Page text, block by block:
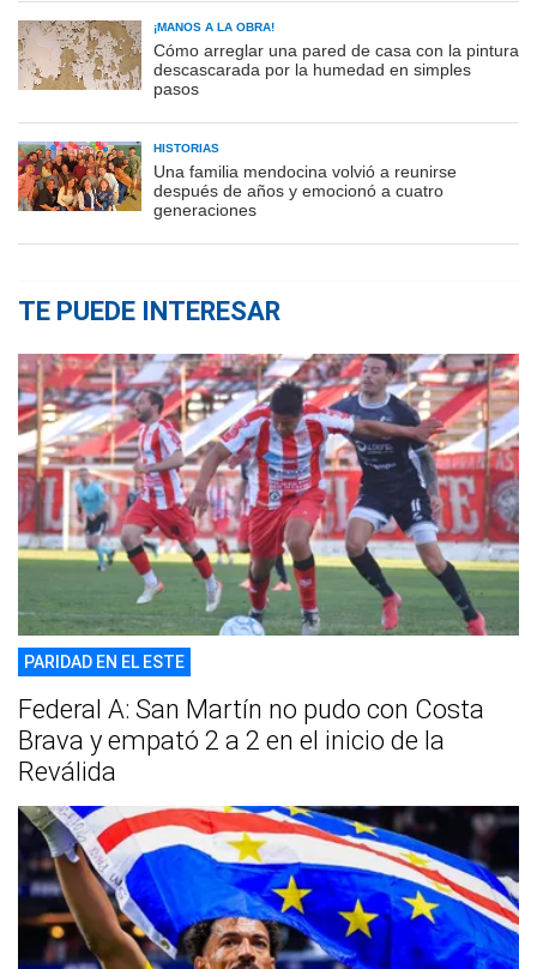
¡MANOS A LA OBRA!
Cómo arreglar una pared de casa con la pintura
descascarada por la humedad en simples
pasos
HISTORIAS
Una familia mendocina volvió a reunirse
después de años y emocionó a cuatro
generaciones
TE PUEDE INTERESAR
PARIDAD EN EL ESTE
Federal A: San Martín no pudo con Costa
Brava y empató 2 a 2 en el inicio de la
Reválida